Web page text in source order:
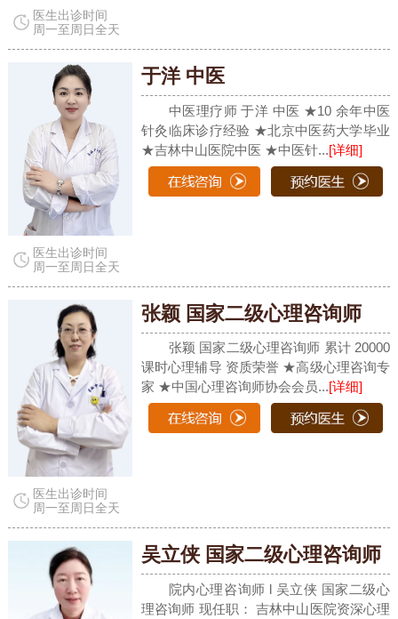
医生出诊时间
周一至周日全天
医生出诊时间
周一至周日全天
于洋 中医
中医理疗师 于洋 中医 ★10 余年中医
针灸临床诊疗经验 ★北京中医药大学毕业
★吉林中山医院中医 ★中医针...[详细]
医生出诊时间
周一至周日全天
张颖 国家二级心理咨询师
张颖 国家二级心理咨询师 累计 20000
课时心理辅导 资质荣誉 ★高级心理咨询专
家 ★中国心理咨询师协会会员...[详细]
吴立侠 国家二级心理咨询师
院内心理咨询师 l 吴立侠 国家二级心
理咨询师 现任职： 吉林中山医院资深心理